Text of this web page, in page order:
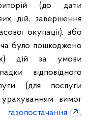
(до дати
дій, завершення
окупації), або
було пошкоджено
дій за умови
відповідного
(для послуги
вимог
,